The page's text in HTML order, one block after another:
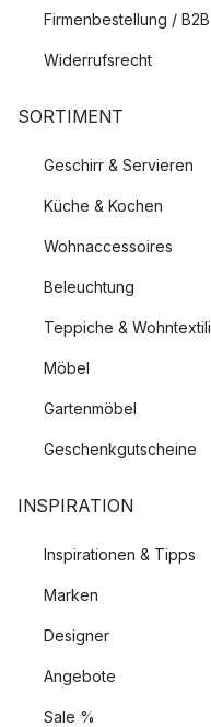
Firmenbestellung / B2B
Widerrufsrecht
SORTIMENT
Geschirr & Servieren
Küche & Kochen
Wohnaccessoires
Beleuchtung
Teppiche &
Möbel
Gartenmöbel
Geschenkgutscheine
INSPIRATION
Inspirationen & Tipps
Marken
Designer
Angebote
Sale %